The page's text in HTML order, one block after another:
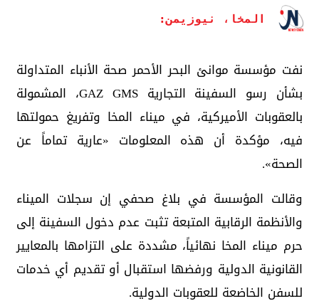
المخا، نيوزيمن:
نفت مؤسسة موانئ البحر الأحمر صحة الأنباء المتداولة
بشأن رسو السفينة التجارية GAZ GMS، المشمولة
بالعقوبات الأميركية، في ميناء المخا وتفريغ حمولتها
فيه، مؤكدة أن هذه المعلومات «عارية تماماً عن
الصحة».
وقالت المؤسسة في بلاغ صحفي إن سجلات الميناء
والأنظمة الرقابية المتبعة تثبت عدم دخول السفينة إلى
حرم ميناء المخا نهائياً، مشددة على التزامها بالمعايير
القانونية الدولية ورفضها استقبال أو تقديم أي خدمات
للسفن الخاضعة للعقوبات الدولية.